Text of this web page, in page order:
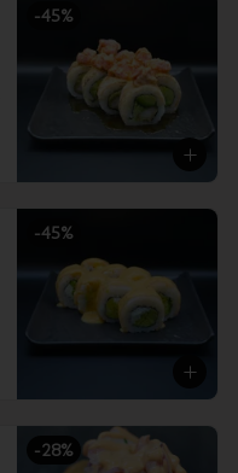
-45%
-45%
-28%